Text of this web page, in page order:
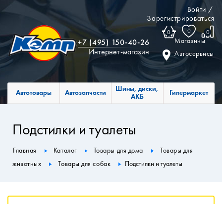
Войти /
Зарегистрироваться
0 0 0
Магазины
Автосервисы
+7 (495) 150-40-26
Интернет-магазин
Автотовары Автозапчасти
Шины, диски,
АКБ
Гипермаркет
Подстилки и туалеты
Главная Каталог Товары для дома
Товары для
животных
Товары для собак Подстилки и туалеты